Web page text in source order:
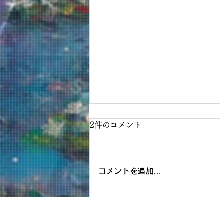
2件のコメント
コメントを追加…